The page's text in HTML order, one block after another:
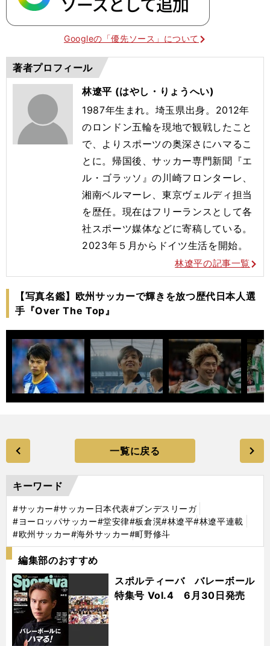
Googleの「優先ソース」について
著者プロフィール
林遼平 (はやし・りょうへい)
1987年生まれ。埼玉県出身。2012年
のロンドン五輪を現地で観戦したこと
で、よりスポーツの奥深さにハマるこ
とに。帰国後、サッカー専門新聞『エ
ル・ゴラッソ』の川崎フロンターレ、
湘南ベルマーレ、東京ヴェルディ担当
を歴任。現在はフリーランスとして各
社スポーツ媒体などに寄稿している。
2023年５月からドイツ生活を開始。
林遼平の記事一覧
【写真名鑑】欧州サッカーで輝きを放つ歴代日本人選
手『Over The Top』
一覧に戻る
キーワード
#サッカー#サッカー日本代表#ブンデスリーガ
#ヨーロッパサッカー#堂安律#板倉滉#林遼平#林遼平連載
#欧州サッカー#海外サッカー#町野修斗
編集部のおすすめ
スポルティーバ バレーボール
特集号 Vol.4 6月30日発売